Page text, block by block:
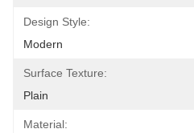
Design Style:
Modern
Surface Texture:
Plain
Material: